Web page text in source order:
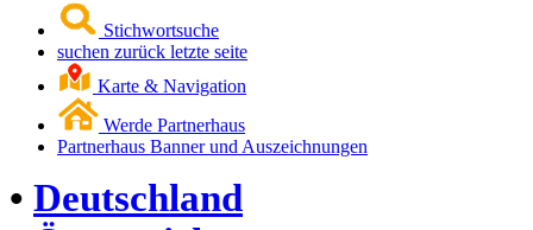
Stichwortsuche
suchen zurück letzte seite
Karte & Navigation
Werde Partnerhaus
Partnerhaus Banner und Auszeichnungen
• Deutschland